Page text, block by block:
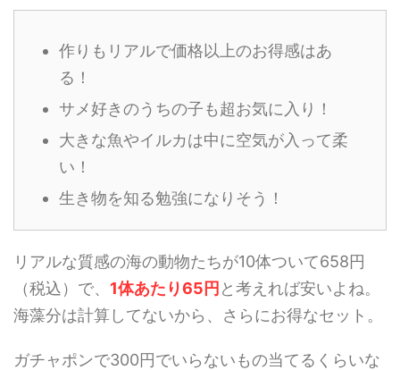
作りもリアルで価格以上のお得感はあ
る！
サメ好きのうちの子も超お気に入り！
大きな魚やイルカは中に空気が入って柔
い！
生き物を知る勉強になりそう！
リアルな質感の海の動物たちが10体ついて658円
（税込）で、 1体あたり65円と考えれば安いよね。
海藻分は計算してないから、さらにお得なセット。
ガチャポンで300円でいらないもの当てるくらいな